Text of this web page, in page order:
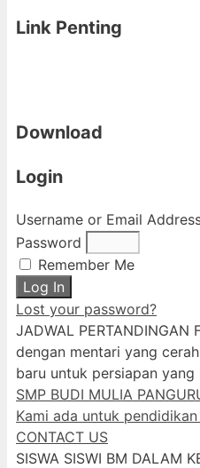
Link Penting
Download
Login
Username or Email
Password
Remember Me
Log In
Lost your password?
JADWAL PERTANDINGAN
dengan mentari yang
baru untuk persiapan yang
SMP BUDI MULIA
Kami ada untuk
CONTACT US
SISWA SISWI BM DALAM